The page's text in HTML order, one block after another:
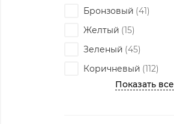
Бронзовый
Желтый
Зеленый
Коричневый
Показать все